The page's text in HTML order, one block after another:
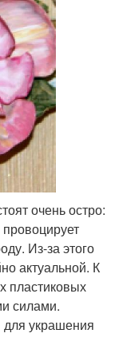
очень остро:
Из-за этого
актуальной. К
пластиковых
силами.
украшения